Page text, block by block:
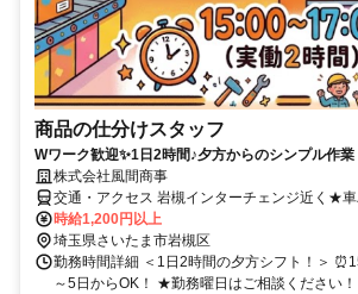
商品の仕分けスタッフ
Wワーク歓迎✨1日2時間♪夕方からのシンプル作
株式会社風間商事
交通・アクセス 岩槻インターチェンジ近く★
時給1,200円以上
埼玉県さいたま市岩槻区
勤務時間詳細 ＜1日2時間の夕方シフト！＞
～5日からOK！ ★勤務曜日はご相談ください